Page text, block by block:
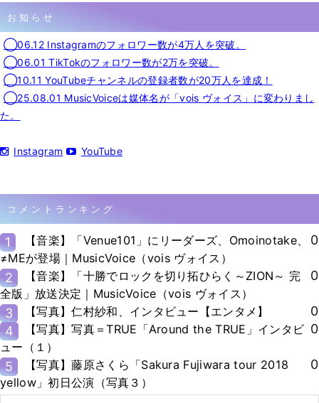
お知らせ
◯06.12 Instagramのフォロワー数が4万人を突破。
◯06.01 TikTokのフォロワー数が2万を突破。
◯10.11 YouTubeチャンネルの登録者数が20万人を達成！
◯25.08.01 MusicVoiceは媒体名が「vois ヴォイス」に変わりまし
た。
Instagram YouTube
コメントランキング
1
【音楽】「Venue101」にリーダーズ、Omoinotake、
≠MEが登場｜MusicVoice（vois ヴォイス）
0
2
【音楽】「十勝でロックを切り拓ひらく～ZION～ 完
全版」放送決定｜MusicVoice（vois ヴォイス）
0
3 【写真】仁村紗和、インタビュー【エンタメ】
0
4
【写真】写真＝TRUE「Around the TRUE」インタビ
ュー（１）
0
5
【写真】藤原さくら「Sakura Fujiwara tour 2018
yellow」初日公演（写真３）
0